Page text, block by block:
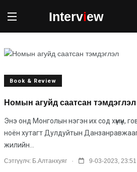
Interview
Book & Review
Номын агуйд саатсан тэмдэглэл
Энэ онд Монголын нэгэн их сод хүмүүн,
ноён хутагт Дулдуйтын
жилийн...
Сэтгүүлч: Б.Алтанхуяг 9-03-2023, 23:51